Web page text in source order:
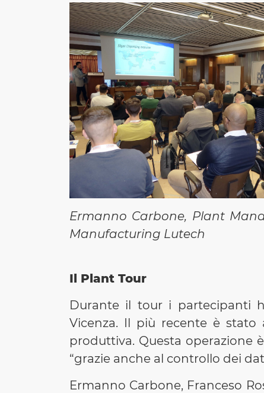
Ermanno Carbone, Plant
Manufacturing Lutech
Il Plant Tour
Durante il tour i partecipanti
Vicenza. Il più recente è stato
produttiva. Questa operazione
“grazie anche al controllo dei
Ermanno Carbone, Franceso